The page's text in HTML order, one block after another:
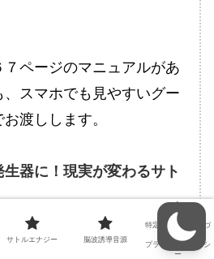
ページのマニュアルがあ
、スマホでも見やすいグー
渡しします。
生器に！現実が変わるサト
ナジーを使うと、スマホや
サトルエナジー 脳波誘導音源
特定商取引法に基づ
く表記
プライバシーポリシ
ー